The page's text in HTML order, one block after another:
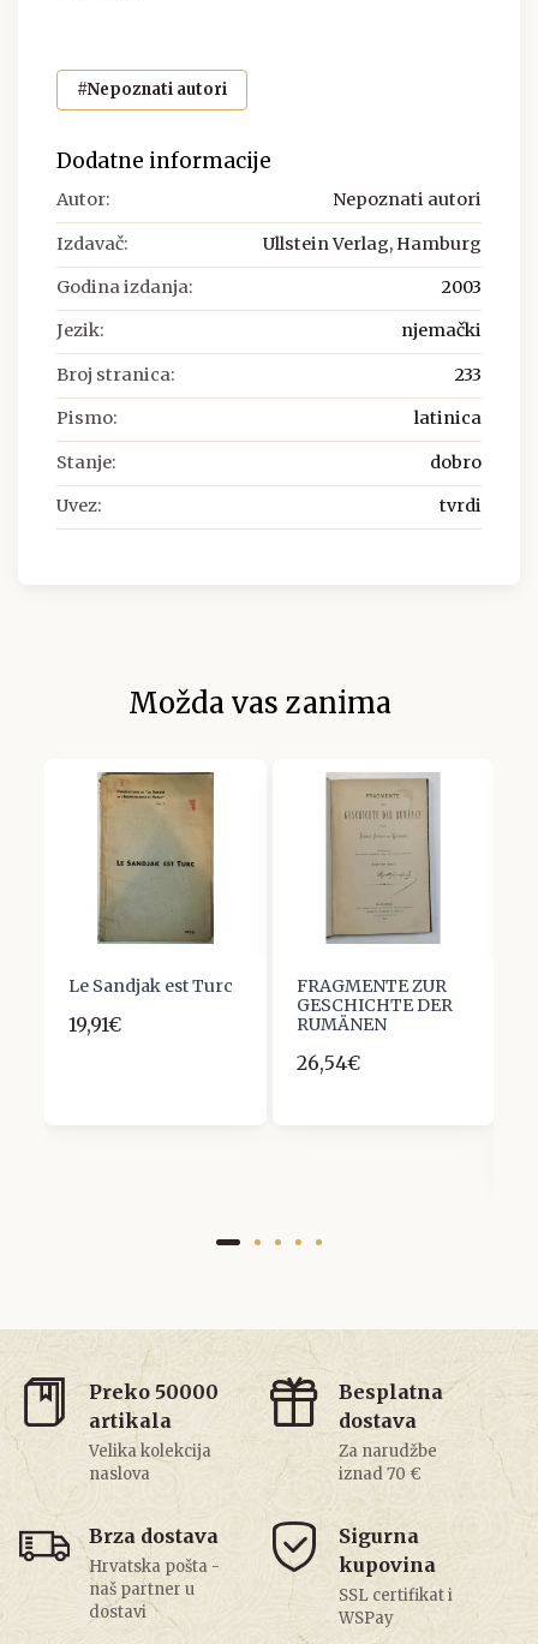
#Nepoznati autori
Dodatne informacije
Autor: Nepoznati autori
Izdavač: Ullstein Verlag, Hamburg
Godina izdanja: 2003
Jezik: njemački
Broj stranica: 233
Pismo: latinica
Stanje: dobro
Uvez: tvrdi
Možda vas zanima
Le Sandjak est Turc
19,91€
FRAGMENTE ZUR
GESCHICHTE DER
RUMÄNEN
26,54€
Preko 50000
artikala
Velika kolekcija
naslova
Besplatna
dostava
Za narudžbe
iznad 70 €
Brza dostava
Hrvatska pošta -
naš partner u
dostavi
Sigurna
kupovina
SSL certifikat i
WSPay